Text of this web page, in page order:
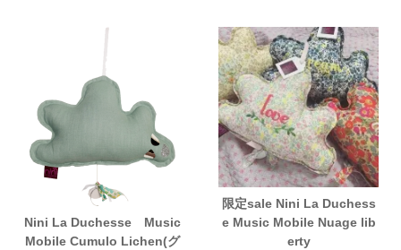
Nini La Duchesse Music
Mobile Cumulo Lichen(グ
限定sale Nini La Duchess
e Music Mobile Nuage lib
erty